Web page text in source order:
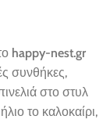
happy-nest.gr
συνθήκες,
στο στυλ
το καλοκαίρι,